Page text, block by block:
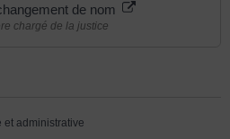
de nom
chargé de la justice
et administrative